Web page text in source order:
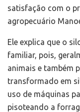
satisfação com o
agropecuário
Ele explica que o
familiar, pois,
animais e também
transformado em
uso de máquinas
pisoteando a